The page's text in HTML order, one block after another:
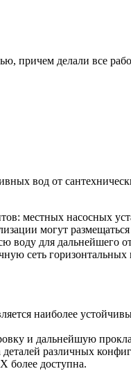
причем делали все
вод от
местных насосных
могут
воду для
сеть
наиболее
и дальнейшую
различных
более доступна.